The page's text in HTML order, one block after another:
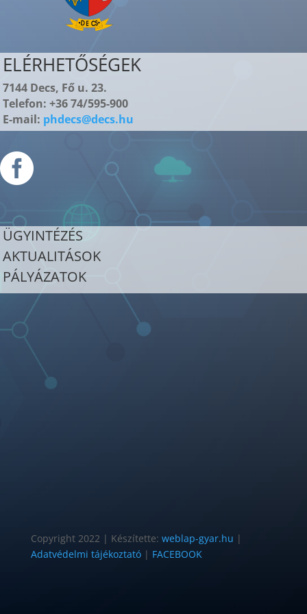
ELÉRHETŐSÉGEK
7144 Decs, Fő u. 23.
Telefon: +36 74/595-900
E-mail: phdecs@decs.hu

ÜGYINTÉZÉS
AKTUALITÁSOK
PÁLYÁZATOK
Copyright 2022 | Készítette: weblap-gyar.hu |
Adatvédelmi tájékoztató| FACEBOOK